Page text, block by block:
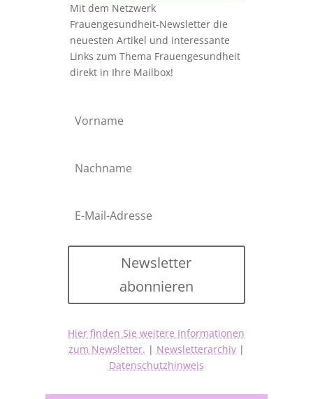
Mit dem Netzwerk
Frauengesundheit-Newsletter die
neuesten Artikel und interessante
Links zum Thema Frauengesundheit
direkt in Ihre Mailbox!
Newsletter
abonnieren
Hier finden Sie weitere Informationen
zum Newsletter. | Newsletterarchiv|
Datenschutzhinweis